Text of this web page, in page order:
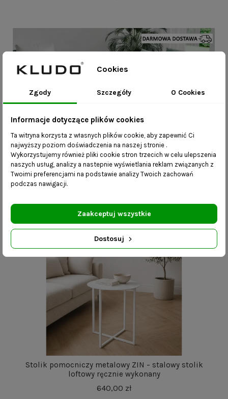
Okrągły stolik kawowy Ralf
Nowy
Stolik pomocniczy metalowy ZIN – stalowy stolik
loftowy ręcznie wykonany
640,00 zł
Cookies
Zgody Szczegóły O Cookies
Informacje dotyczące plików cookies
Ta witryna korzysta z własnych plików cookie, aby zapewnić Ci
najwyższy poziom doświadczenia na naszej stronie .
Wykorzystujemy również pliki cookie stron trzecich w celu ulepszenia
naszych usług, analizy a nastepnie wyświetlania reklam związanych z
Twoimi preferencjami na podstawie analizy Twoich zachowań
podczas nawigacji.
Dostosuj
Zaakceptuj wszystkie